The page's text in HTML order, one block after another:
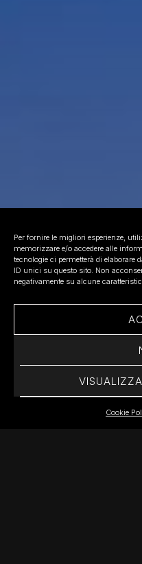
Per fornire le migliori esperienze,
memorizzare e/o accedere alle
tecnologie ci permetterà di
ID unici su questo sito. Non
negativamente su alcune
Cookie